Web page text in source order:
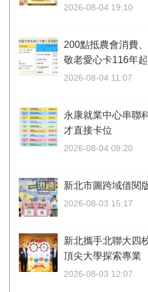
2026-08-04 19:10
200點抵農會消費
敬老愛心卡116年
2026-08-04 11:07
永康就業中心串
才直接卡位
2026-08-04 08:20
新北市圖跨域借
2026-08-03 15:17
新北攜手北聯大四
頂尖大學探索專業
2026-08-03 12:07